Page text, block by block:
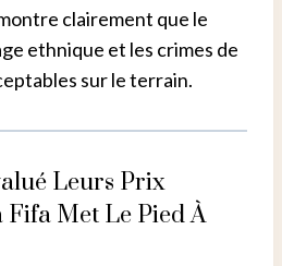
clairement que le
ethnique et les crimes de
sur le terrain.
Leurs Prix
Fifa Met Le Pied À